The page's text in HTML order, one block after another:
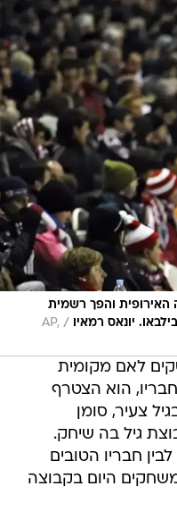
האירופית והפך רשמית
יונאס רמאיו
/
AP,
לאם מקומית
הוא הצטרף
צעיר, סומן
גיל בה שיחק.
חבריו הטובים
היום בקבוצה